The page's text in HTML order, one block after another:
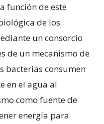
función de este
de los
un consorcio
de un mecanismo de
bacterias consumen
en el agua al
como fuente de
energía para